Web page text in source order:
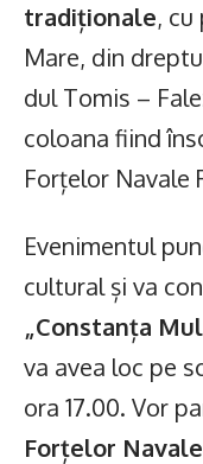
tradiționale,
Mare, din
dul Tomis –
coloana fiind
Forțelor Navale
Evenimentul
cultural și va
„Constanța
va avea loc pe
ora 17.00. Vor
Forțelor